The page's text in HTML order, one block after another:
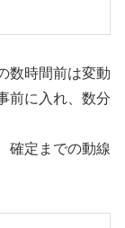
数時間前は変動
前に入れ、数分
確定までの動線